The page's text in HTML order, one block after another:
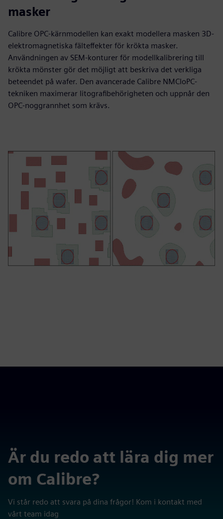
masker
Calibre OPC-kärnmodellen kan exakt modellera masken 3D-
elektromagnetiska fälteffekter för krökta masker.
Användningen av SEM-konturer för modellkalibrering till
krökta mönster gör det möjligt att beskriva det verkliga
beteendet på wafer. Den avancerade Calibre NMCloPC-
tekniken maximerar litografibehörigheten och uppnår den
OPC-noggrannhet som krävs.
Är du redo att lära dig mer
om Calibre?
Vi står redo att svara på dina frågor! Kom i kontakt med
vårt team idag